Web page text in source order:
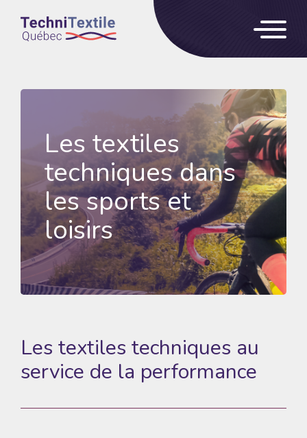
Les textiles
techniquesdans
les sports et
loisirs
Les textiles techniques au
service de la performance